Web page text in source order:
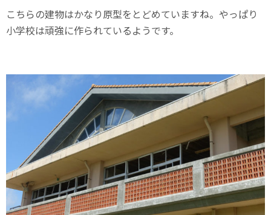
こちらの建物はかなり原型をとどめていますね。やっぱり
小学校は頑強に作られているようです。